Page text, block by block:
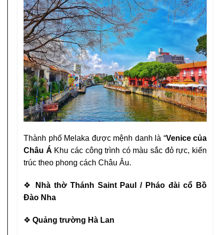
Thành phố Melaka được mệnh danh là “Venice của
Châu Á Khu các công trình có màu sắc đỏ rực, kiến
trúc theo phong cách Châu Âu.
❖
Nhà thờ Thánh Saint Paul / Pháo đài cổ Bồ
Đào Nha
❖ Quảng trường Hà Lan